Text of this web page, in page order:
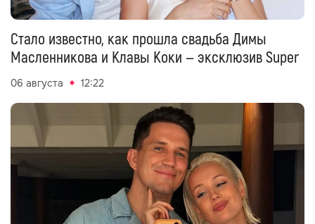
Стало известно, как прошла свадьба Димы
Масленникова и Клавы Коки — эксклюзив Super
06 августа 12:22